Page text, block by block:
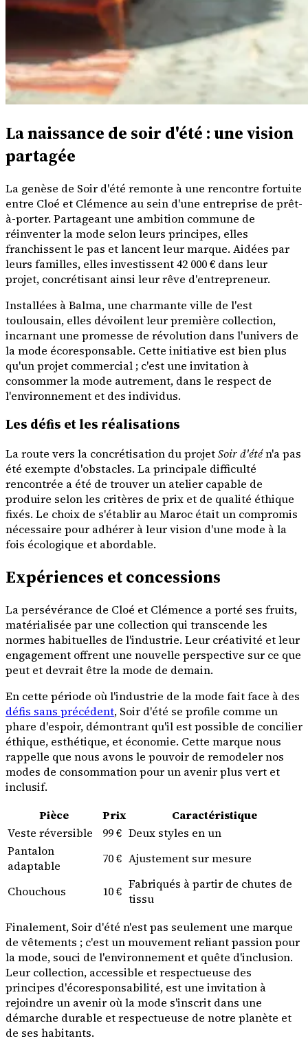
La naissance de soir d'été : une vision
partagée
La genèse de Soir d'été remonte à une rencontre fortuite
entre Cloé et Clémence au sein d'une entreprise de prêt-
à-porter. Partageant une ambition commune de
réinventer la mode selon leurs principes, elles
franchissent le pas et lancent leur marque. Aidées par
leurs familles, elles investissent 42 000 € dans leur
projet, concrétisant ainsi leur rêve d'entrepreneur.
Installées à Balma, une charmante ville de l'est
toulousain, elles dévoilent leur première collection,
incarnant une promesse de révolution dans l'univers de
la mode écoresponsable. Cette initiative est bien plus
qu'un projet commercial ; c'est une invitation à
consommer la mode autrement, dans le respect de
l'environnement et des individus.
Les défis et les réalisations
La route vers la concrétisation du projetSoir d'étén'a pas
été exempte d'obstacles. La principale difficulté
rencontrée a été de trouver un atelier capable de
produire selon les critères de prix et de qualité éthique
fixés. Le choix de s'établir au Maroc était un compromis
nécessaire pour adhérer à leur vision d'une mode à la
fois écologique et abordable.
Expériences et concessions
La persévérance de Cloé et Clémence a porté ses fruits,
matérialisée par une collection qui transcende les
normes habituelles de l'industrie. Leur créativité et leur
engagement offrent une nouvelle perspective sur ce que
peut et devrait être la mode de demain.
En cette période où l'industrie de la mode fait face à des
défis sans précédent, Soir d'été se profile comme un
phare d'espoir, démontrant qu'il est possible de concilier
éthique, esthétique, et économie. Cette marque nous
rappelle que nous avons le pouvoir de remodeler nos
modes de consommation pour un avenir plus vert et
inclusif.
Pièce
Prix
Caractéristique
Veste réversible
99 € Deux styles en un
Pantalon
adaptable
70 € Ajustement sur mesure
Chouchous 10 € Fabriqués à partir de chutes de
tissu
Finalement, Soir d'été n'est pas seulement une marque
de vêtements ; c'est un mouvement reliant passion pour
la mode, souci de l'environnement et quête d'inclusion.
Leur collection, accessible et respectueuse des
principes d'écoresponsabilité, est une invitation à
rejoindre un avenir où la mode s'inscrit dans une
démarche durable et respectueuse de notre planète et
de ses habitants.